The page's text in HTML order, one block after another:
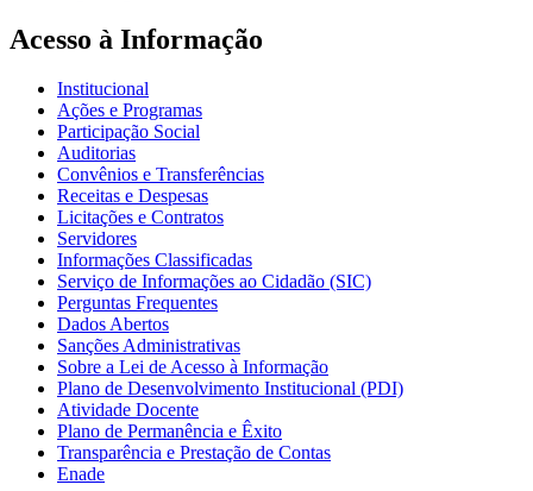
Acesso à Informação
Institucional
Ações e Programas
Participação Social
Auditorias
Convênios e Transferências
Receitas e Despesas
Licitações e Contratos
Servidores
Informações Classificadas
Serviço de Informações ao Cidadão (SIC)
Perguntas Frequentes
Dados Abertos
Sanções Administrativas
Sobre a Lei de Acesso à Informação
Plano de Desenvolvimento Institucional (PDI)
Atividade Docente
Plano de Permanência e Êxito
Transparência e Prestação de Contas
Enade